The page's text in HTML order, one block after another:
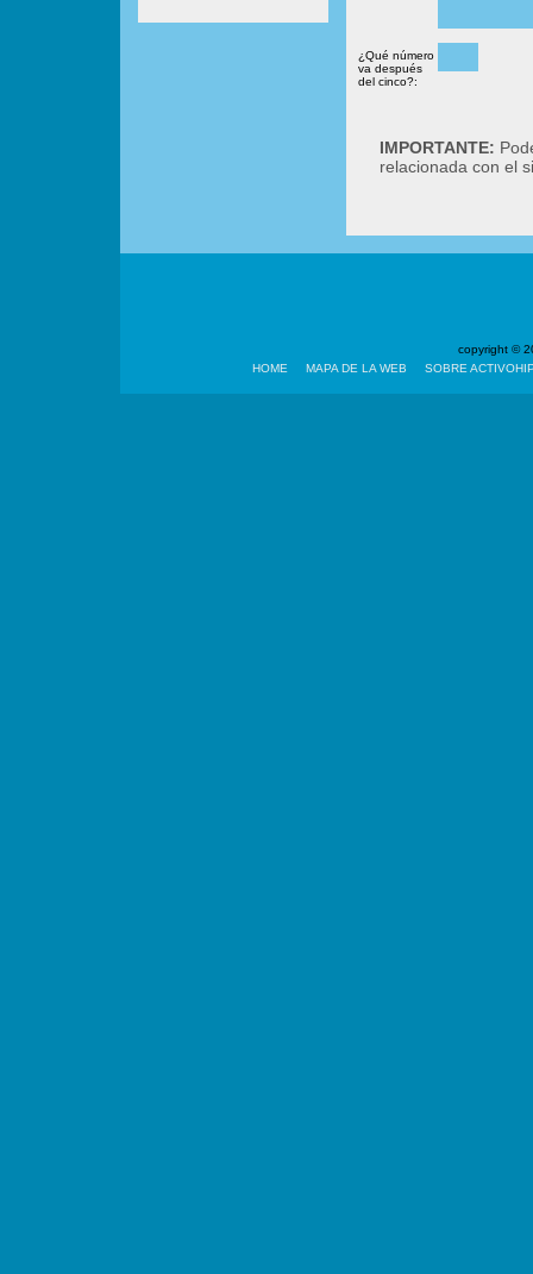
¿Qué número
va después
del cinco?:
IMPORTANTE:
relacionada con el
copyright ©
HOME
MAPA DE LA WEB SOBRE